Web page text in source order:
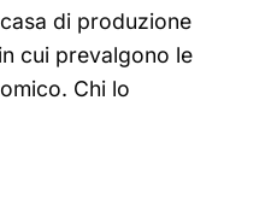
di produzione
cui prevalgono le
Chi lo